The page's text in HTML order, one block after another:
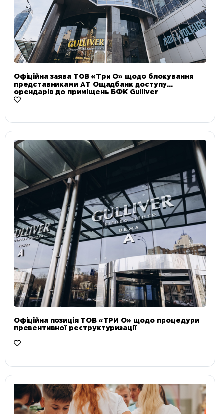
Офіційна заява ТОВ «Три О» щодо блокування
представниками АТ Ощадбанк доступу
орендарів до приміщень БФК Gulliver
Офіційна позиція ТОВ «ТРИ О» щодо процедури
превентивної реструктуризації